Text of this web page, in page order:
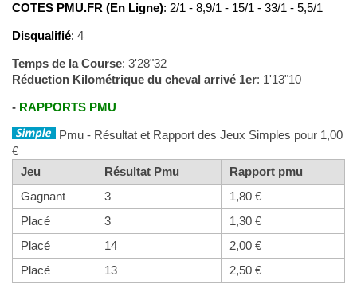
COTES PMU.FR (En Ligne): 2/1 - 8,9/1 - 15/1 - 33/1 - 5,5/1
Disqualifié: 4
Temps de la Course: 3'28"32
Réduction Kilométrique du cheval arrivé 1er: 1'13"10
- RAPPORTS PMU
Pmu - Résultat et Rapport des Jeux Simples pour 1,00
€
Jeu
Résultat Pmu
Rapport pmu
Gagnant
3
1,80 €
Placé
3
1,30 €
Placé
14
2,00 €
Placé
13 2,50 €